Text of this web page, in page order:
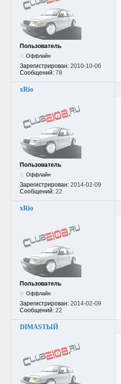
Пользователь
Оффлайн
Зарегистрирован: 2010-10-06
Сообщений: 78
xRio
Пользователь
Оффлайн
Зарегистрирован: 2014-02-09
Сообщений: 22
xRio
Пользователь
Оффлайн
Зарегистрирован: 2014-02-09
Сообщений: 22
DIMASTЫЙ